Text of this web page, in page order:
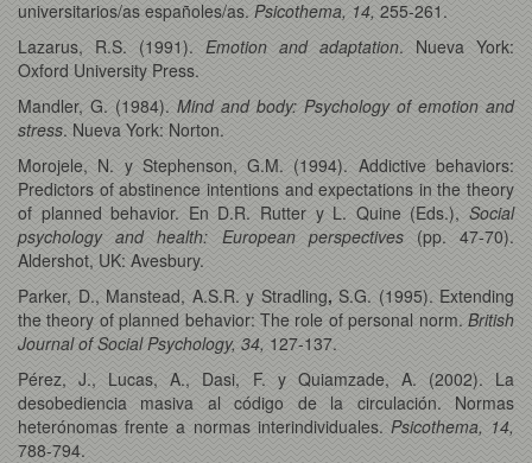
universitarios/as españoles/as. Psicothema, 14, 255-261.
Lazarus, R.S. (1991). Emotion and adaptation. Nueva York:
Oxford University Press.
Mandler, G. (1984). Mind and body: Psychology of emotion and
stress. Nueva York: Norton.
Morojele, N. y Stephenson, G.M. (1994). Addictive behaviors:
Predictors of abstinence intentions and expectations in the theory
of planned behavior. En D.R. Rutter y L. Quine (Eds.), Social
psychology and health: European perspectives(pp. 47-70).
Aldershot, UK: Avesbury.
Parker, D., Manstead, A.S.R. y Stradling, S.G. (1995). Extending
the theory of planned behavior: The role of personal norm. British
Journal of Social Psychology, 34, 127-137.
Pérez, J., Lucas, A., Dasi, F. y Quiamzade, A. (2002). La
desobediencia masiva al código de la circulación. Normas
heterónomas frente a normas interindividuales. Psicothema, 14,
788-794.